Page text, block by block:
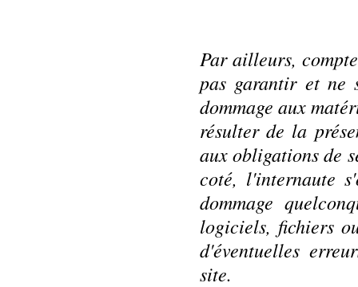
Par ailleurs,
pas garantir et ne
dommage aux
résulter de la
aux obligations de
coté, l'internaute
dommage
logiciels, fichiers
d'éventuelles
site.